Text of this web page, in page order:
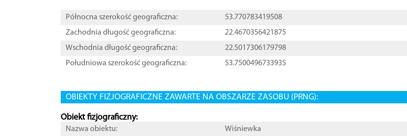
Północna szerokość geograficzna:
53.770783419508
Zachodnia długość geograficzna:
22.4670356421875
Wschodnia długość geograficzna:
22.5017306179798
Południowa szerokość geograficzna:
53.7500496733935
OBIEKTY FIZJOGRAFICZNE ZAWARTE NA OBSZARZE ZASOBU (PRNG):
Obiekt fizjograficzny:
Nazwa obiektu:
Wiśniewka